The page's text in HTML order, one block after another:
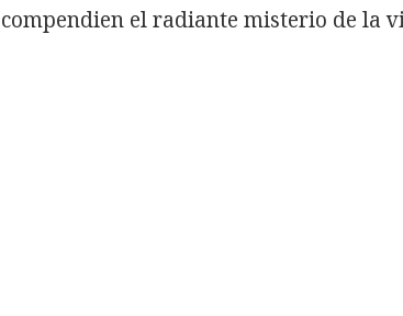
compendien el radiante misterio de la